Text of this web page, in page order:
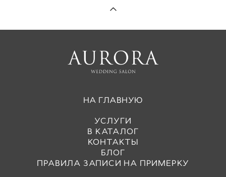
НА ГЛАВНУЮ
УСЛУГИ
В КАТАЛОГ
КОНТАКТЫ
БЛОГ
ПРАВИЛА ЗАПИСИ НА ПРИМЕРКУ